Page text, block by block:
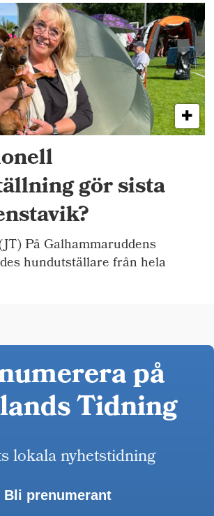
gör sista
På Galhammaruddens
hundutställare från hela
på
Tidning
lokala nyhetstidning
Bli prenumerant